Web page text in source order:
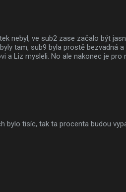
nebyl, ve sub2 zase začalo být
tam, sub9 byla prostě bezvadná
a Liz mysleli. No ale nakonec je pro
bylo tisíc, tak ta procenta budou